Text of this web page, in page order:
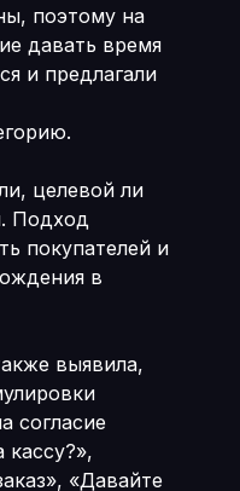
поэтому на
давать время
и предлагали
целевой ли
Подход
покупателей и
в
выявила,
согласие
«Давайте